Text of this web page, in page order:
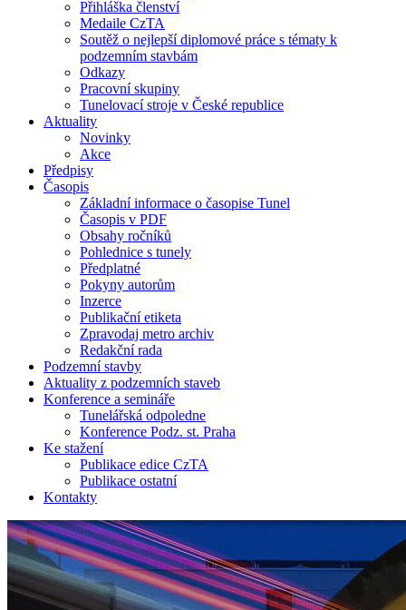
Přihláška členství
Medaile CzTA
Soutěž o nejlepší diplomové práce s tématy k
podzemním stavbám
Odkazy
Pracovní skupiny
Tunelovací stroje v České republice
Aktuality
Novinky
Akce
Předpisy
Časopis
Základní informace o časopise Tunel
Časopis v PDF
Obsahy ročníků
Pohlednice s tunely
Předplatné
Pokyny autorům
Inzerce
Publikační etiketa
Zpravodaj metro archiv
Redakční rada
Podzemní stavby
Aktuality z podzemních staveb
Konference a semináře
Tunelářská odpoledne
Konference Podz. st. Praha
Ke stažení
Publikace edice CzTA
Publikace ostatní
Kontakty